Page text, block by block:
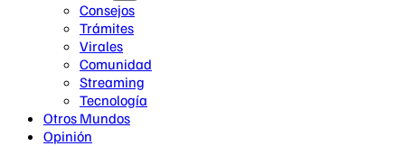
Consejos
Trámites
Virales
Comunidad
Streaming
Tecnología
Otros Mundos
Opinión